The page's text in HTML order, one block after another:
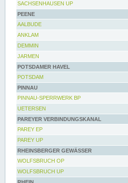
SACHSENHAUSEN UP
PEENE
AALBUDE
ANKLAM
DEMMIN
JARMEN
POTSDAMER HAVEL
POTSDAM
PINNAU
PINNAU-SPERRWERK BP
UETERSEN
PAREYER VERBINDUNGSKANAL
PAREY EP
PAREY UP
RHEINSBERGER GEWÄSSER
WOLFSBRUCH OP
WOLFSBRUCH UP